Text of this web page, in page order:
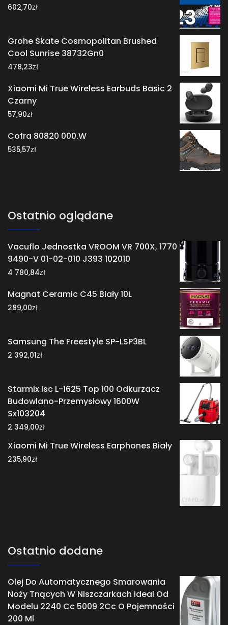
602,70zł
Grohe Skate Cosmopolitan Brushed
Cool Sunrise 38732Gn0
478,23zł
Xiaomi Mi True Wireless Earbuds Basic 2
Czarny
57,90zł
Cofra 80820 000.W
535,57zł
Ostatnio oglądane
Vacuflo Jednostka VROOM VR 700X, 1770
9490-V 01-02-010 J393 102010
4 780,84zł
Magnat Ceramic C45 Biały 10L
289,00zł
Samsung The Freestyle SP-LSP3BL
2 392,01zł
Starmix Isc L-1625 Top 100 Odkurzacz
Budowlano-Przemysłowy 1600W
Sx103204
2 349,00zł
Xiaomi Mi True Wireless Earphones Biały
235,90zł
Ostatnio dodane
Olej Do Automatycznego Smarowania
Noży Tnących W Niszczarkach Ideal Od
Modelu 2240 Cc 5009 2Cc O Pojemności
200 Ml